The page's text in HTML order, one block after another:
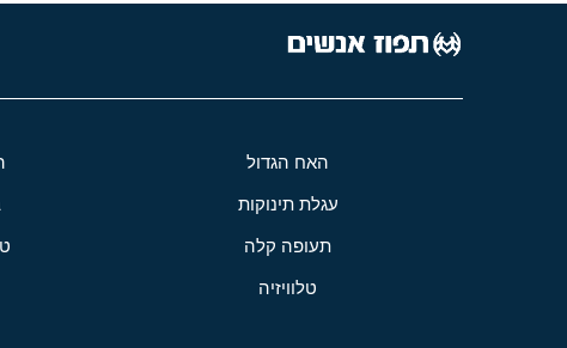
האח הגדול
עגלת תינוקות
תעופה קלה
טלוויזיה